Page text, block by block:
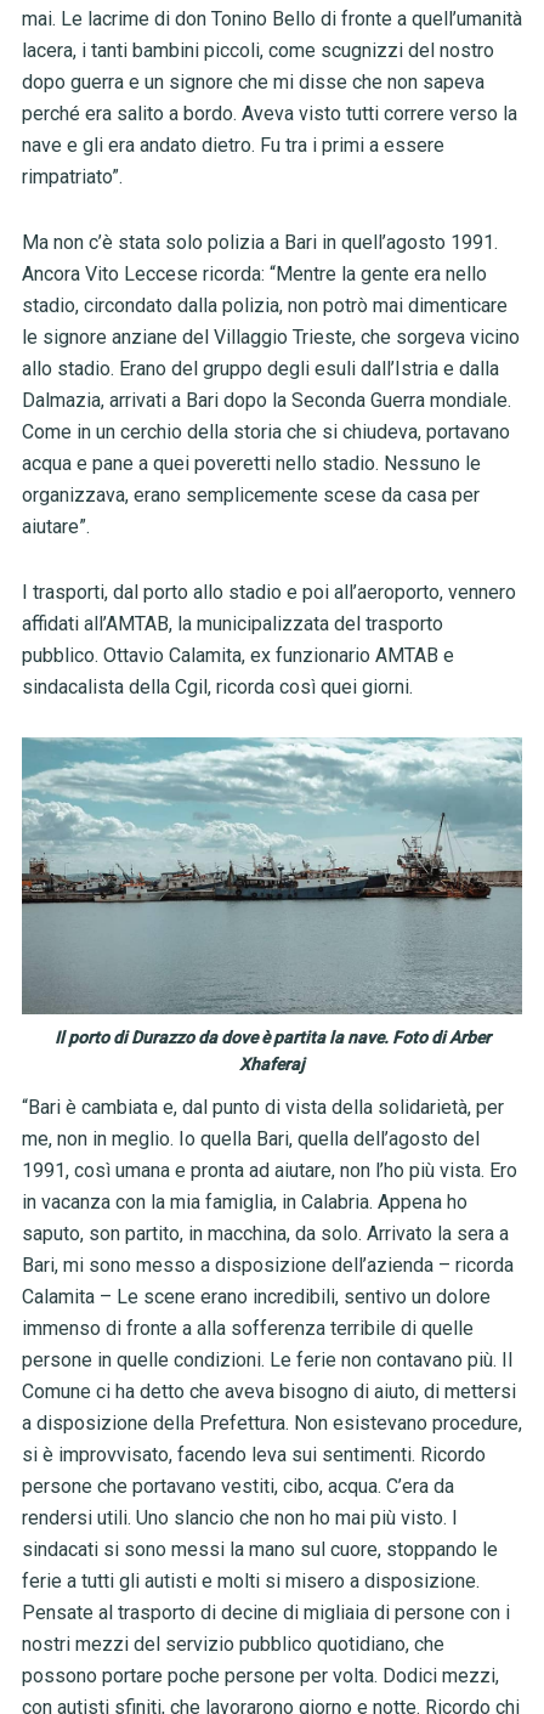
mai. Le lacrime di don Tonino Bello di fronte a quell’umanità
lacera, i tanti bambini piccoli, come scugnizzi del nostro
dopo guerra e un signore che mi disse che non sapeva
perché era salito a bordo. Aveva visto tutti correre verso la
nave e gli era andato dietro. Fu tra i primi a essere
rimpatriato”.
Ma non c’è stata solo polizia a Bari in quell’agosto 1991.
Ancora Vito Leccese ricorda: “Mentre la gente era nello
stadio, circondato dalla polizia, non potrò mai dimenticare
le signore anziane del Villaggio Trieste, che sorgeva vicino
allo stadio. Erano del gruppo degli esuli dall’Istria e dalla
Dalmazia, arrivati a Bari dopo la Seconda Guerra mondiale.
Come in un cerchio della storia che si chiudeva, portavano
acqua e pane a quei poveretti nello stadio. Nessuno le
organizzava, erano semplicemente scese da casa per
aiutare”.
I trasporti, dal porto allo stadio e poi all’aeroporto, vennero
affidati all’AMTAB, la municipalizzata del trasporto
pubblico. Ottavio Calamita, ex funzionario AMTAB e
sindacalista della Cgil, ricorda così quei giorni.
Il porto di Durazzo da dove è partita la nave. Foto di Arber
Xhaferaj
“Bari è cambiata e, dal punto di vista della solidarietà, per
me, non in meglio. Io quella Bari, quella dell’agosto del
1991, così umana e pronta ad aiutare, non l’ho più vista. Ero
in vacanza con la mia famiglia, in Calabria. Appena ho
saputo, son partito, in macchina, da solo. Arrivato la sera a
Bari, mi sono messo a disposizione dell’azienda – ricorda
Calamita – Le scene erano incredibili, sentivo un dolore
immenso di fronte a alla sofferenza terribile di quelle
persone in quelle condizioni. Le ferie non contavano più. Il
Comune ci ha detto che aveva bisogno di aiuto, di mettersi
a disposizione della Prefettura. Non esistevano procedure,
si è improvvisato, facendo leva sui sentimenti. Ricordo
persone che portavano vestiti, cibo, acqua. C’era da
rendersi utili. Uno slancio che non ho mai più visto. I
sindacati si sono messi la mano sul cuore, stoppando le
ferie a tutti gli autisti e molti si misero a disposizione.
Pensate al trasporto di decine di migliaia di persone con i
nostri mezzi del servizio pubblico quotidiano, che
possono portare poche persone per volta. Dodici mezzi,
con autisti sfiniti, che lavorarono giorno e notte. Ricordo chi